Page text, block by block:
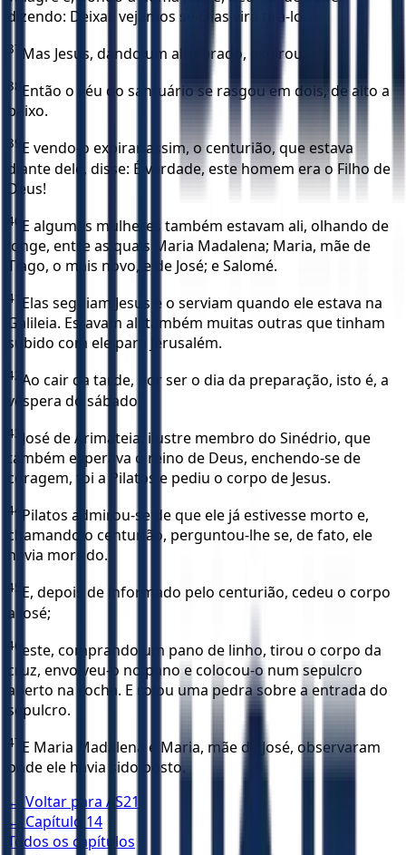
dizendo: Deixai, vejamos se Elias virá tirá-lo.
37 Mas Jesus, dando um alto brado, expirou.
38 Então o véu do santuário se rasgou em dois, de alto a
baixo.
39 E vendo-o expirar assim, o centurião, que estava
diante dele, disse: É verdade, este homem era o Filho de
Deus!
40 E algumas mulheres também estavam ali, olhando de
longe, entre as quais Maria Madalena; Maria, mãe de
Tiago, o mais novo, e de José; e Salomé.
41 Elas seguiam Jesus e o serviam quando ele estava na
Galileia. Estavam ali também muitas outras que tinham
subido com ele para Jerusalém.
42 Ao cair da tarde, por ser o dia da preparação, isto é, a
véspera do sábado,
43 José de Arimateia, ilustre membro do Sinédrio, que
também esperava o reino de Deus, enchendo-se de
coragem, foi a Pilatos e pediu o corpo de Jesus.
44 Pilatos admirou-se de que ele já estivesse morto e,
chamando o centurião, perguntou-lhe se, de fato, ele
havia morrido.
45 E, depois de informado pelo centurião, cedeu o corpo
a José;
46 este, comprando um pano de linho, tirou o corpo da
cruz, envolveu-o no pano e colocou-o num sepulcro
aberto na rocha. E rolou uma pedra sobre a entrada do
sepulcro.
47 E Maria Madalena e Maria, mãe de José, observaram
onde ele havia sido posto.
← Voltar para AS21
← Capítulo 14
Todos os capítulos